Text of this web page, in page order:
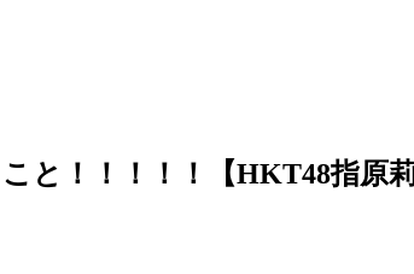
と！！！！！【HKT48指原莉